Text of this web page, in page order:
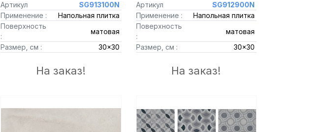
Артикул
SG913100N
Применение :
Напольная плитка
Поверхность
:
матовая
Размер, см :
30x30
На заказ!
Артикул
SG912900N
Применение :
Напольная плитка
Поверхность
:
матовая
Размер, см :
30x30
На заказ!